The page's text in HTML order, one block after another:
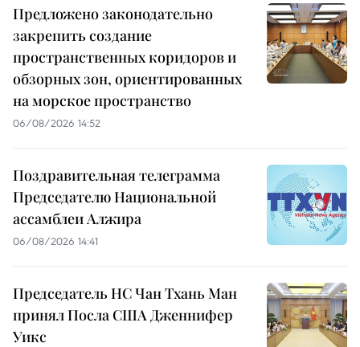
Предложено законодательно
закрепить создание
пространственных коридоров и
обзорных зон, ориентированных
на морское пространство
06/08/2026 14:52
Поздравительная телеграмма
Председателю Национальной
ассамблеи Алжира
06/08/2026 14:41
Председатель НС Чан Тхань Ман
принял Посла США Дженнифер
Уикс